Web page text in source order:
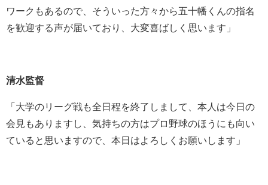
ワークもあるので、そういった方々から五十幡くんの指名
を歓迎する声が届いており、大変喜ばしく思います」
清水監督
「大学のリーグ戦も全日程を終了しまして、本人は今日の
会見もありますし、気持ちの方はプロ野球のほうにも向い
ていると思いますので、本日はよろしくお願いします」